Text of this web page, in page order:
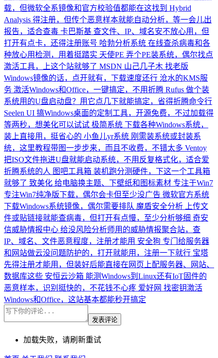
载，但微软全系镜像和官方校验值都能在这找到 Hybrid
Analysis 得注册，但传个恶意样本就能自动分析，等一会儿出
报告，适合查毒 卡巴斯基 查文件、IP、域名安不放心用，但
打开有点卡，还得注册账号 哈勃分析系统 在线查杀病毒和各
种放心用检测，用着挺踏实 天使PE 弄个PE装系统，偶尔找点
激活工具，上这个站就够了 MSDN 山己几子木 找老版
Windows镜像的话，点开就有，下载速度还行 沧水的KMS服
务 激活Windows和Office，一键搞定，不用折腾 Rufus 做个装
系统用的U盘启动盘？用它点几下就能搞定，省得折腾命令行
Seelen UI 搞Windows桌面的定制工具，开源免费，不过加载得
等两秒，想美化可以试试 极简系统 下载各种Windows系统，
装上直接用，挺省心的 小鱼儿yr系统 刚需装系统或封装系
统，这里教程带图一步步来，而且不收费，不错太多 Ventoy
把ISO文件拖进U盘就能启动系统，不用反复格式化，适合爱
折腾系统的人 图吧工具箱 装机跑分测硬件，下这一个工具箱
就够了 致美化 给电脑换主题、下壁纸和图标素材 专注于Win7
专注Win7纯净版下载，偶尔会卡但至少没广告 微软官方系统
下载Windows系统镜像，偶尔需要排队 魔盾安全分析 上传文
件或贴链接就能查病毒，但打开有点慢，至少分析够细 奇安
信威胁情报中心 给没风险分析师用的威胁情报聚合站，查
IP、域名、文件恶意程度，注册才能用 安全狗 专门给服务器
和网站做云没问题防护的，打开就能用，注册一下就行 宝塔
先得注册才能用，但装好后能直接在网页上配服务器、网站、
数据库这些 安恒云沙箱 能测Windows到Linux还有IoT固件的
恶意样本，识别挺快的，不花钱不心疼 爱好网 找密钥激活
Windows和Office，这站基本都能秒开搞定
发表评论
加载失败，请刷新重试